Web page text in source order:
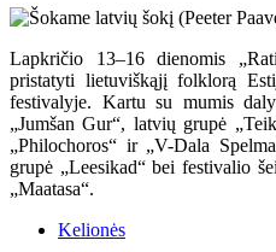
Lapkričio 13–16 dienomis
pristatyti lietuviškąjį folklorą
festivalyje. Kartu su mumis
„Jumšan Gur“, latvių grupė
„Philochoros“ ir „V-Dala
grupė „Leesikad“ bei festivalio
„Maatasa“.
Kelionės